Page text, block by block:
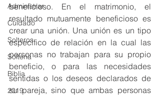
Administrar
Cuidado
Solteros
Soltería
Biblia
2019
beneficioso. En el matrimonio, el
resultado mutuamente beneficioso es
crear una unión. Una unión es un tipo
específico de relación en la cual las
personas no trabajan para su propio
beneficio, o para las necesidades
sentidas o los deseos declarados de
su pareja, sino que ambas personas